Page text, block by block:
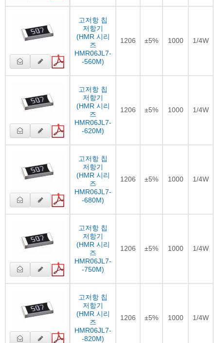
고저항 칩
저항기
(HMR 시리
즈
HMR06JL7-
-560M)
1206 ±5% 1000 1/4W
고저항 칩
저항기
(HMR 시리
즈
HMR06JL7-
-620M)
1206 ±5% 1000 1/4W
고저항 칩
저항기
(HMR 시리
즈
HMR06JL7-
-680M)
1206 ±5% 1000 1/4W
고저항 칩
저항기
(HMR 시리
즈
HMR06JL7-
-750M)
1206 ±5% 1000 1/4W
고저항 칩
저항기
(HMR 시리
즈
HMR06JL7-
-820M)
1206 ±5% 1000 1/4W